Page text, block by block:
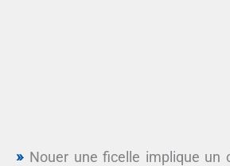
Nouer une ficelle implique un